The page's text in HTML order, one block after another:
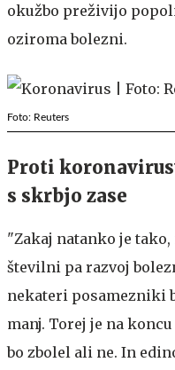
okužbo preživijo
oziroma bolezni.
Foto: Reuters
Proti
s skrbjo zase
"Zakaj natanko je
številni pa razvoj
nekateri posamezniki
manj. Torej je na
bo zbolel ali ne. In